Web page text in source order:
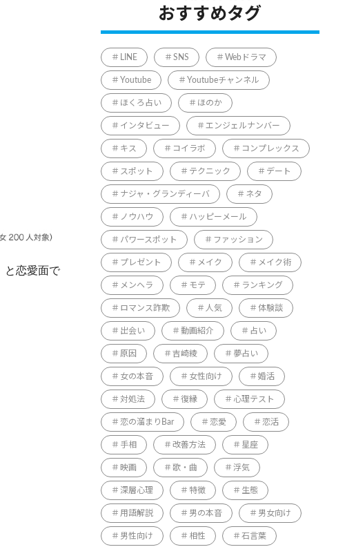
と恋愛面で
おすすめタグ
LINE SNS Webドラマ
Youtube Youtubeチャンネル
ほくろ占い ほのか
インタビュー エンジェルナンバー
キス コイラボ コンプレックス
スポット テクニック デート
ナジャ・グランディーバ ネタ
ノウハウ ハッピーメール
パワースポット ファッション
プレゼント メイク メイク術
メンヘラ モテ ランキング
ロマンス詐欺 人気 体験談
出会い 動画紹介 占い
原因 吉崎綾 夢占い
女の本音 女性向け 婚活
対処法 復縁 心理テスト
恋の溜まりBar 恋愛 恋活
手相 改善方法 星座
映画 歌・曲 浮気
深層心理 特徴 生態
用語解説 男の本音 男女向け
男性向け 相性 石言葉